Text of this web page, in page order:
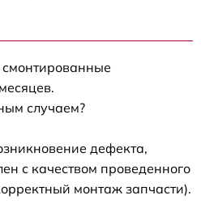
смонтированные
случаем?
дефекта,
с качеством проведенного
монтаж запчасти).